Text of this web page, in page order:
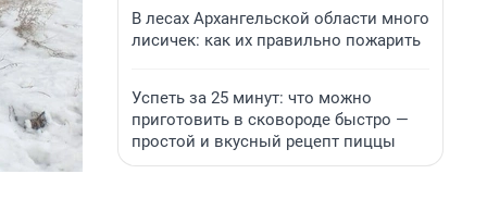
В лесах Архангельской области много
лисичек: как их правильно пожарить
Успеть за 25 минут: что можно
приготовить в сковороде быстро —
простой и вкусный рецепт пиццы